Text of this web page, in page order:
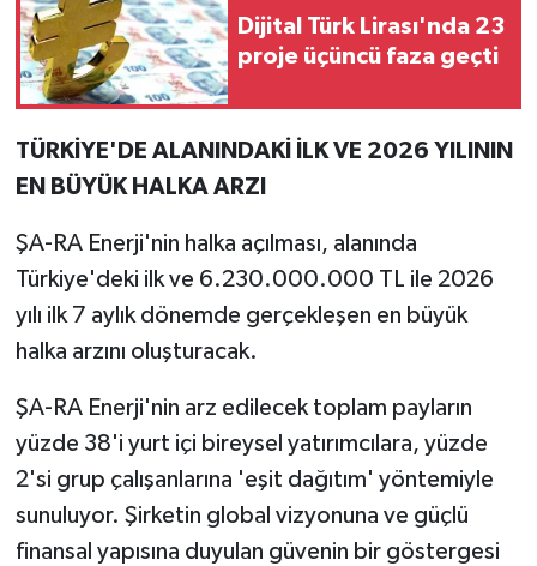
Dijital Türk Lirası'nda 23
proje üçüncü faza geçti
TÜRKİYE'DE ALANINDAKİ İLK VE 2026 YILININ
EN BÜYÜK HALKA ARZI
ŞA-RA Enerji'nin halka açılması, alanında
Türkiye'deki ilk ve 6.230.000.000 TL ile 2026
yılı ilk 7 aylık dönemde gerçekleşen en büyük
halka arzını oluşturacak.
ŞA-RA Enerji'nin arz edilecek toplam payların
yüzde 38'i yurt içi bireysel yatırımcılara, yüzde
2'si grup çalışanlarına 'eşit dağıtım' yöntemiyle
sunuluyor. Şirketin global vizyonuna ve güçlü
finansal yapısına duyulan güvenin bir göstergesi